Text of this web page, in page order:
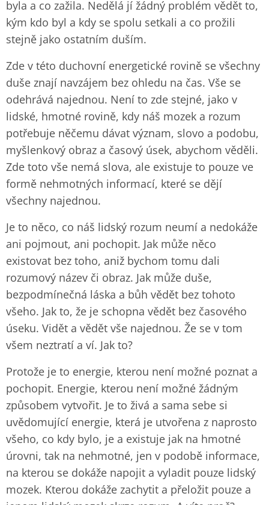
byla a co zažila. Nedělá jí žádný problém vědět to,
kým kdo byl a kdy se spolu setkali a co prožili
stejně jako ostatním duším.
Zde v této duchovní energetické rovině se všechny
duše znají navzájem bez ohledu na čas. Vše se
odehrává najednou. Není to zde stejné, jako v
lidské, hmotné rovině, kdy náš mozek a rozum
potřebuje něčemu dávat význam, slovo a podobu,
myšlenkový obraz a časový úsek, abychom věděli.
Zde toto vše nemá slova, ale existuje to pouze ve
formě nehmotných informací, které se dějí
všechny najednou.
Je to něco, co náš lidský rozum neumí a nedokáže
ani pojmout, ani pochopit. Jak může něco
existovat bez toho, aniž bychom tomu dali
rozumový název či obraz. Jak může duše,
bezpodmínečná láska a bůh vědět bez tohoto
všeho. Jak to, že je schopna vědět bez časového
úseku. Vidět a vědět vše najednou. Že se v tom
všem neztratí a ví. Jak to?
Protože je to energie, kterou není možné poznat a
pochopit. Energie, kterou není možné žádným
způsobem vytvořit. Je to živá a sama sebe si
uvědomující energie, která je utvořena z naprosto
všeho, co kdy bylo, je a existuje jak na hmotné
úrovni, tak na nehmotné, jen v podobě informace,
na kterou se dokáže napojit a vyladit pouze lidský
mozek. Kterou dokáže zachytit a přeložit pouze a